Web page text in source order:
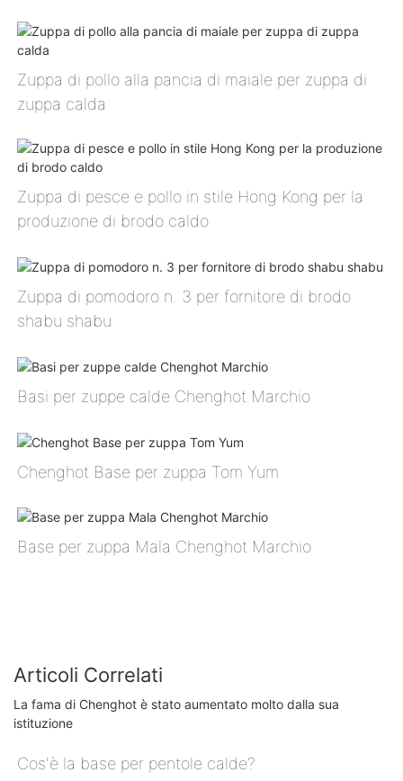
Zuppa di pollo alla pancia di maiale per zuppa di
zuppa calda
Zuppa di pesce e pollo in stile Hong Kong per la
produzione di brodo caldo
Zuppa di pomodoro n. 3 per fornitore di brodo
shabu shabu
Basi per zuppe calde Chenghot Marchio
Chenghot Base per zuppa Tom Yum
Base per zuppa Mala Chenghot Marchio
Articoli Correlati
La fama di Chenghot è stato aumentato molto dalla sua
istituzione
Cos'è la base per pentole calde?